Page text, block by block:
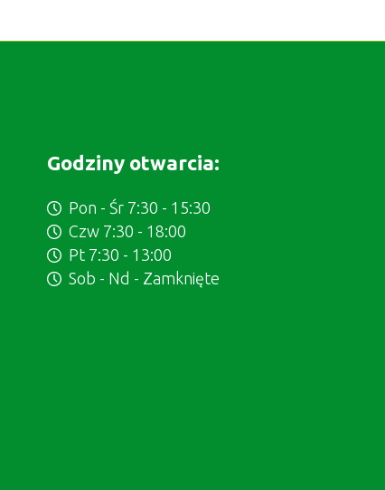
Godziny otwarcia:
Pon - Śr 7:30 - 15:30
Czw 7:30 - 18:00
Pt 7:30 - 13:00
Sob - Nd - Zamknięte